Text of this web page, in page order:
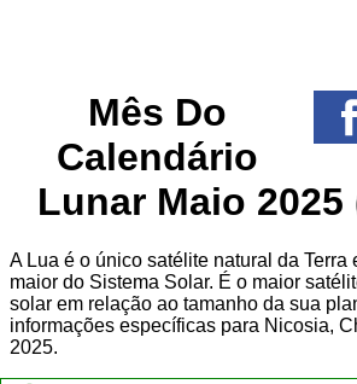
Mês Do
Calendário
Lunar Maio 2025
A Lua é o único satélite natural da Terra
maior do Sistema Solar. É o maior
solar em relação ao tamanho da sua
informações específicas para Nicosia,
2025.